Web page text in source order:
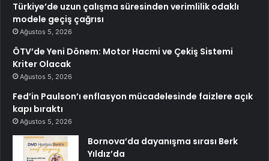
Türkiye’de uzun çalışma süresinden verimlilik odaklı
modele geçiş çağrısı
Ağustos 5, 2026
ÖTV’de Yeni Dönem: Motor Hacmi ve Çekiş Sistemi
Kriter Olacak
Ağustos 5, 2026
Fed’in Paulson’ı enflasyon mücadelesinde faizlere açık
kapı bıraktı
Ağustos 5, 2026
Bornova’da dayanışma sırası Berk
Yıldız’da